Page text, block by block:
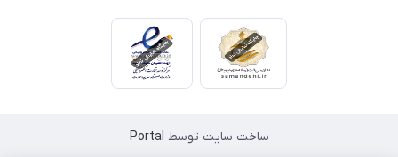
ساخت سایت توسط Portal